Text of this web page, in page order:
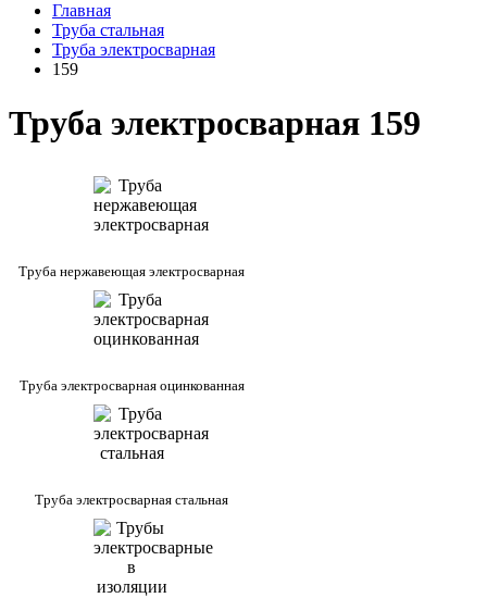
Главная
Труба стальная
Труба электросварная
159
Труба электросварная 159
Труба нержавеющая электросварная
Труба электросварная оцинкованная
Труба электросварная стальная